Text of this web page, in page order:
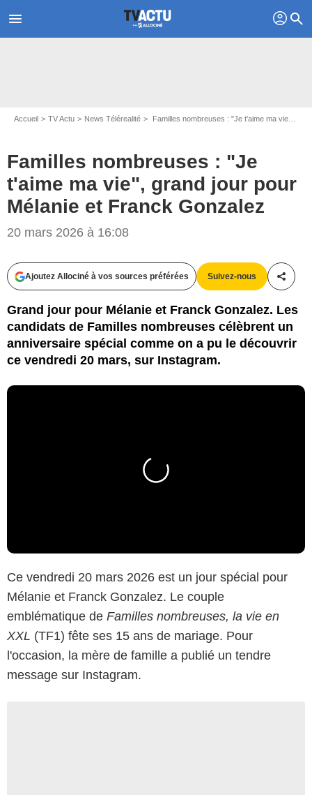
menu profil search
Accueil TV Actu News Télérealité Familles nombreuses : "Je t'aime ma vie", grand jour pour Mélanie et Franck Gonzalez
Familles nombreuses : "Je
t'aime ma vie", grand jour pour
Mélanie et Franck Gonzalez
20 mars 2026 à 16:08
Ajoutez Allociné à vos sources préférées Suivez-nous
Grand jour pour Mélanie et Franck Gonzalez. Les
candidats de Familles nombreuses célèbrent un
anniversaire spécial comme on a pu le découvrir
ce vendredi 20 mars, sur Instagram.
Ce vendredi 20 mars 2026 est un jour spécial pour
Mélanie et Franck Gonzalez. Le couple
emblématique de Familles nombreuses, la vie en
XXL (TF1) fête ses 15 ans de mariage. Pour
l'occasion, la mère de famille a publié un tendre
message sur Instagram.